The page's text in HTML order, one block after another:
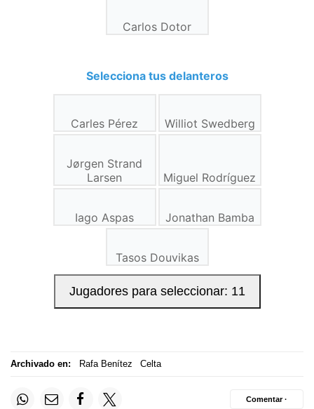
Archivado en: Rafa Benítez Celta
Comentar ·